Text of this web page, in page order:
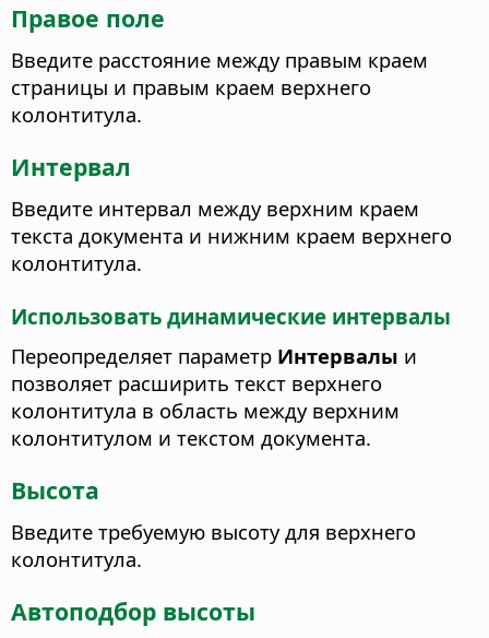
Правое поле
Введите расстояние между правым краем
страницы и правым краем верхнего
колонтитула.
Интервал
Введите интервал между верхним краем
текста документа и нижним краем верхнего
колонтитула.
Использовать динамические интервалы
Переопределяет параметр Интервалы и
позволяет расширить текст верхнего
колонтитула в область между верхним
колонтитулом и текстом документа.
Высота
Введите требуемую высоту для верхнего
колонтитула.
Автоподбор высоты